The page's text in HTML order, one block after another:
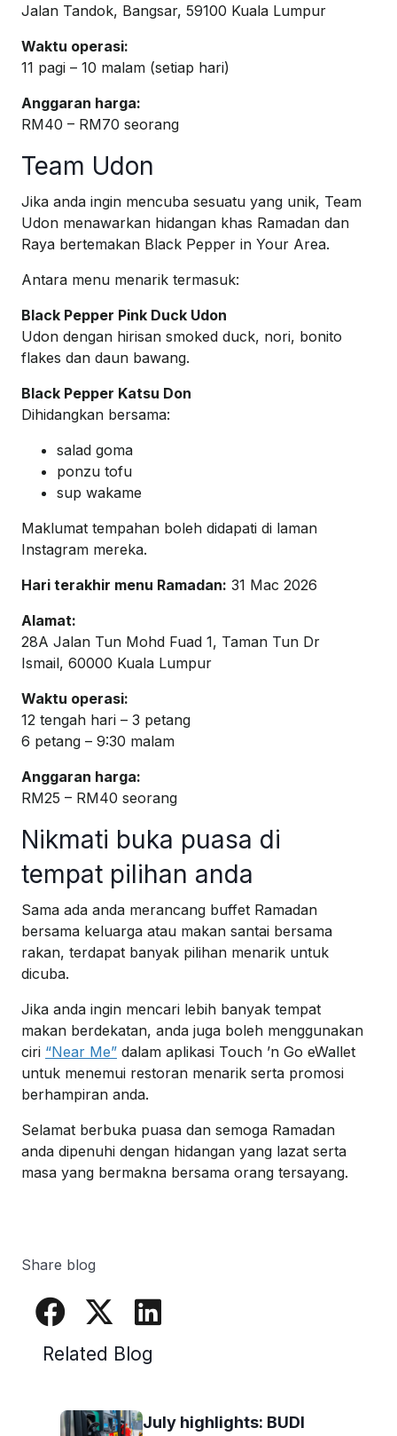
Jalan Tandok, Bangsar, 59100 Kuala Lumpur
Waktu operasi:
11 pagi – 10 malam (setiap hari)
Anggaran harga:
RM40 – RM70 seorang
Team Udon
Jika anda ingin mencuba sesuatu yang unik, Team
Udon menawarkan hidangan khas Ramadan dan
Raya bertemakan Black Pepper in Your Area.
Antara menu menarik termasuk:
Black Pepper Pink Duck Udon
Udon dengan hirisan smoked duck, nori, bonito
flakes dan daun bawang.
Black Pepper Katsu Don
Dihidangkan bersama:
salad goma
ponzu tofu
sup wakame
Maklumat tempahan boleh didapati di laman
Instagram mereka.
Hari terakhir menu Ramadan: 31 Mac 2026
Alamat:
28A Jalan Tun Mohd Fuad 1, Taman Tun Dr
Ismail, 60000 Kuala Lumpur
Waktu operasi:
12 tengah hari – 3 petang
6 petang – 9:30 malam
Anggaran harga:
RM25 – RM40 seorang
Nikmati buka puasa di
tempat pilihan anda
Sama ada anda merancang buffet Ramadan
bersama keluarga atau makan santai bersama
rakan, terdapat banyak pilihan menarik untuk
dicuba.
Jika anda ingin mencari lebih banyak tempat
makan berdekatan, anda juga boleh menggunakan
ciri “Near Me” dalam aplikasi Touch ’n Go eWallet
untuk menemui restoran menarik serta promosi
berhampiran anda.
Selamat berbuka puasa dan semoga Ramadan
anda dipenuhi dengan hidangan yang lazat serta
masa yang bermakna bersama orang tersayang.
Share blog
Related Blog
July highlights: BUDI